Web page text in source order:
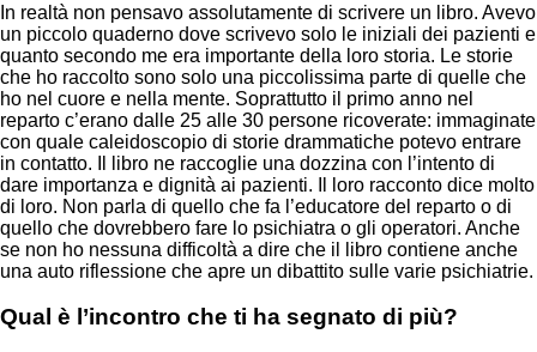
In realtà non pensavo assolutamente di scrivere un libro. Avevo
un piccolo quaderno dove scrivevo solo le iniziali dei pazienti e
quanto secondo me era importante della loro storia. Le storie
che ho raccolto sono solo una piccolissima parte di quelle che
ho nel cuore e nella mente. Soprattutto il primo anno nel
reparto c’erano dalle 25 alle 30 persone ricoverate: immaginate
con quale caleidoscopio di storie drammatiche potevo entrare
in contatto. Il libro ne raccoglie una dozzina con l’intento di
dare importanza e dignità ai pazienti. Il loro racconto dice molto
di loro. Non parla di quello che fa l’educatore del reparto o di
quello che dovrebbero fare lo psichiatra o gli operatori. Anche
se non ho nessuna difficoltà a dire che il libro contiene anche
una auto riflessione che apre un dibattito sulle varie psichiatrie.
Qual è l’incontro che ti ha segnato di più?